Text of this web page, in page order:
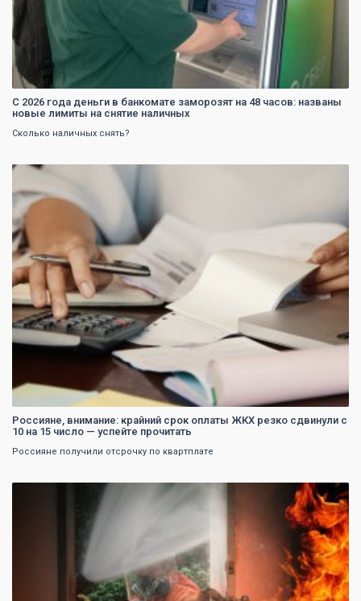
С 2026 года деньги в банкомате заморозят на 48 часов: названы
новые лимиты на снятие наличных
Сколько наличных снять?
Россияне, внимание: крайний срок оплаты ЖКХ резко сдвинули с
10 на 15 число — успейте прочитать
Россияне получили отсрочку по квартплате